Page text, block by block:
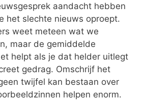
aandacht hebben
het slechte nieuws oproept.
weet meteen wat we
maar de gemiddelde
helpt als je dat helder uitlegt
gedrag. Omschrijf het
twijfel kan bestaan over
helpen enorm.